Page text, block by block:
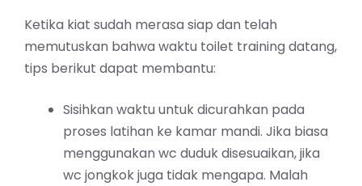
Ketika kiat sudah merasa siap dan telah
memutuskan bahwa waktu toilet training datang,
tips berikut dapat membantu:
Sisihkan waktu untuk dicurahkan pada
proses latihan ke kamar mandi. Jika biasa
menggunakan wc duduk disesuaikan, jika
wc jongkok juga tidak mengapa. Malah